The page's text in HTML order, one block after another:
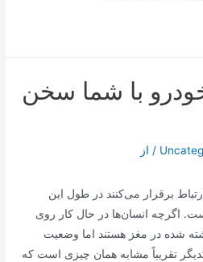
با شما سخن
/ از
برقرار می‌کنند در طول این
اگرچه انسان‌ها در حال کار روی
شده در مغز هستند اما وضعیت
تقریباً مشابه همان چیزی است که